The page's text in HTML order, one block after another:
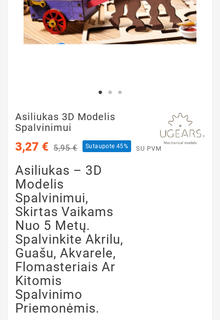
Asiliukas 3D Modelis
Spalvinimui
3,27 € 5,95 € Sutaupote 45% SU PVM
Asiliukas – 3D
Modelis
Spalvinimui,
Skirtas Vaikams
Nuo 5 Metų.
Spalvinkite Akrilu,
Guašu, Akvarele,
Flomasteriais Ar
Kitomis
Spalvinimo
Priemonėmis.